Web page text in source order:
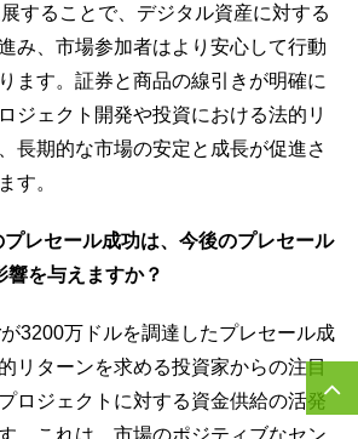
することで、デジタル資産に対する
み、市場参加者はより安心して行動
ます。証券と商品の線引きが明確に
ジェクト開発や投資における法的リ
長期的な市場の安定と成長が促進さ
す。
レセール成功は、今後のプレセール
を与えますか？
3200万ドルを調達したプレセール成
リターンを求める投資家からの注目
ロジェクトに対する資金供給の活発
。これは、市場のポジティブなセン